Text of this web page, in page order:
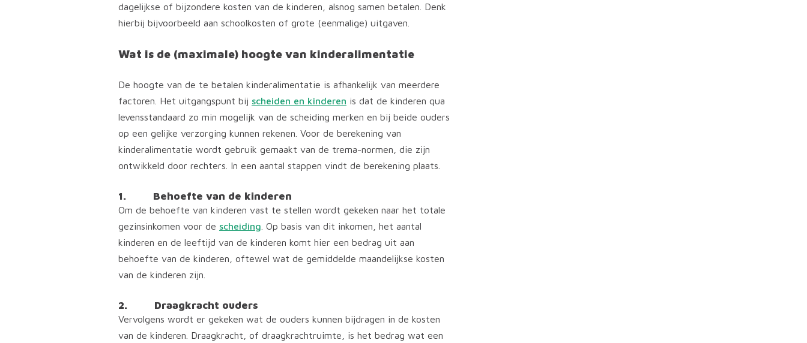
dagelijkse of bijzondere kosten van de kinderen, alsnog samen betalen. Denk
hierbij bijvoorbeeld aan schoolkosten of grote (eenmalige) uitgaven.
Wat is de (maximale) hoogte van kinderalimentatie
De hoogte van de te betalen kinderalimentatie is afhankelijk van meerdere
factoren. Het uitgangspunt bij scheiden en kinderen is dat de kinderen qua
levensstandaard zo min mogelijk van de scheiding merken en bij beide ouders
op een gelijke verzorging kunnen rekenen. Voor de berekening van
kinderalimentatie wordt gebruik gemaakt van de trema-normen, die zijn
ontwikkeld door rechters. In een aantal stappen vindt de berekening plaats.
1. Behoefte van de kinderen
Om de behoefte van kinderen vast te stellen wordt gekeken naar het totale
gezinsinkomen voor de scheiding . Op basis van dit inkomen, het aantal
kinderen en de leeftijd van de kinderen komt hier een bedrag uit aan
behoefte van de kinderen, oftewel wat de gemiddelde maandelijkse kosten
van de kinderen zijn.
2. Draagkracht ouders
Vervolgens wordt er gekeken wat de ouders kunnen bijdragen in de kosten
van de kinderen. Draagkracht, of draagkrachtruimte, is het bedrag wat een